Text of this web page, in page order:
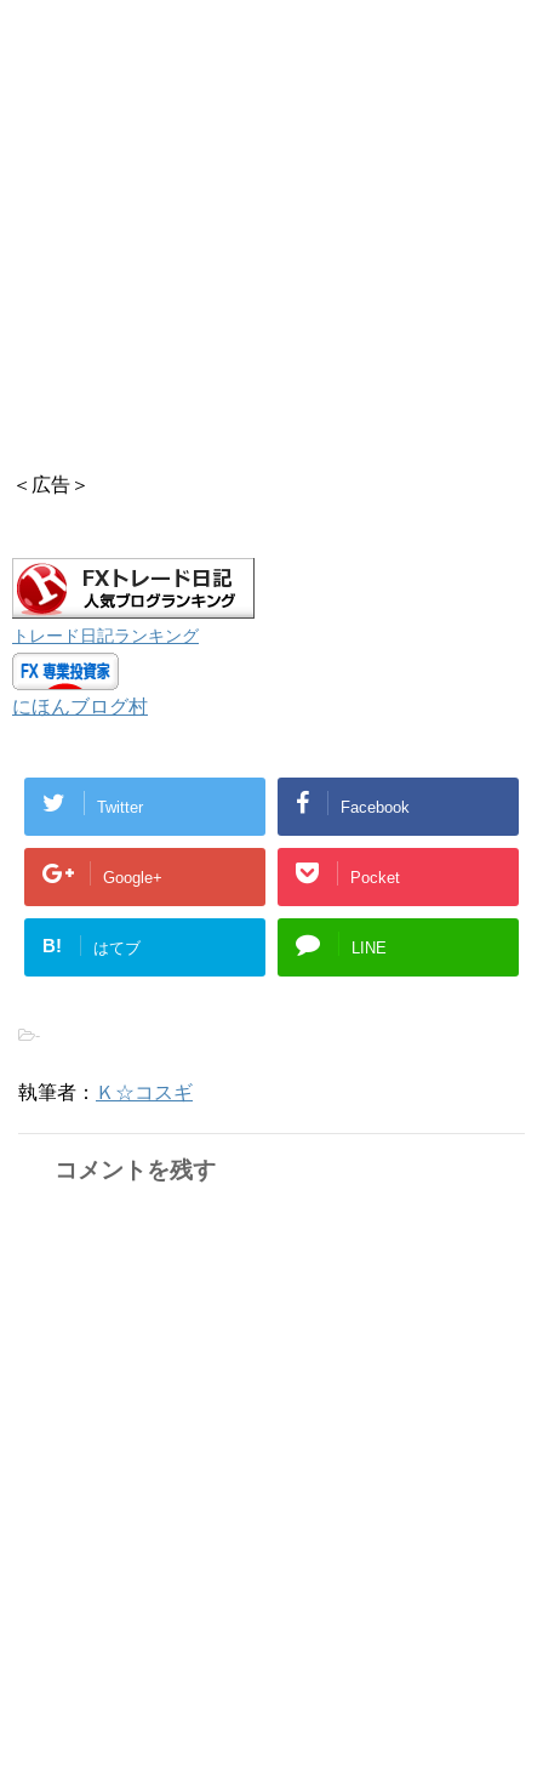
＜広告＞
トレード日記ランキング
にほんブログ村
Twitter Facebook
Google+ Pocket
B! はてブ LINE
-
執筆者： Ｋ☆コスギ
コメントを残す